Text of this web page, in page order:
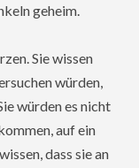
geheim.
Sie wissen
würden,
würden es nicht
auf ein
dass sie an